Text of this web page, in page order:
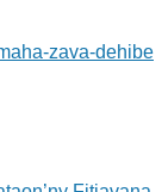
zava-dehibe